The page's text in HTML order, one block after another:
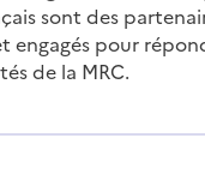
sont des
engagés pour
de la MRC.